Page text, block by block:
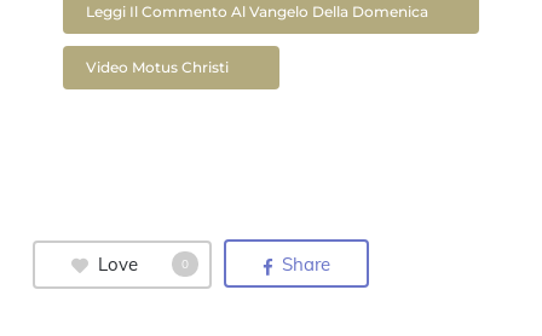
Leggi Il Commento Al Vangelo Della Domenica
Video Motus Christi
Love 0 Share